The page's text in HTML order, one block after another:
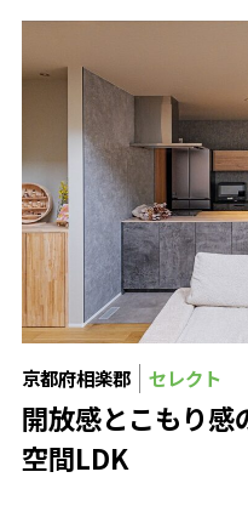
京都府相楽郡 セレクト
開放感とこもり感
空間LDK